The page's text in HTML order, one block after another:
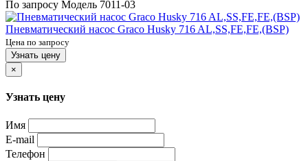
По запросу Модель 7011-03
Пневматический насос Graco Husky 716 AL,SS,FE,FE,(BSP)
Цена по запросу
Узнать цену
×
Узнать цену
Имя
E-mail
Телефон